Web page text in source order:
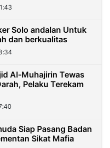
Solo andalan Untuk
dan berkualitas
Al-Muhajirin Tewas
Pelaku Terekam
Siap Pasang Badan
Sikat Mafia